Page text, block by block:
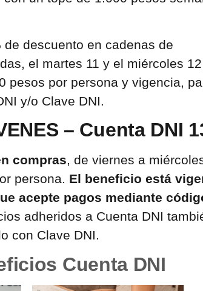
de descuento en cadenas de
el martes 11 y el miércoles
pesos por persona y vigencia,
y/o Clave DNI.
– Cuenta DNI
compras, de viernes a
persona. El beneficio está
acepte pagos mediante
adheridos a Cuenta DNI
con Clave DNI.
Cuenta DNI